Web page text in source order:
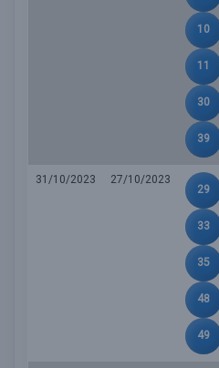
10
11
30
39
31/10/2023
27/10/2023
29
33
35
48
49